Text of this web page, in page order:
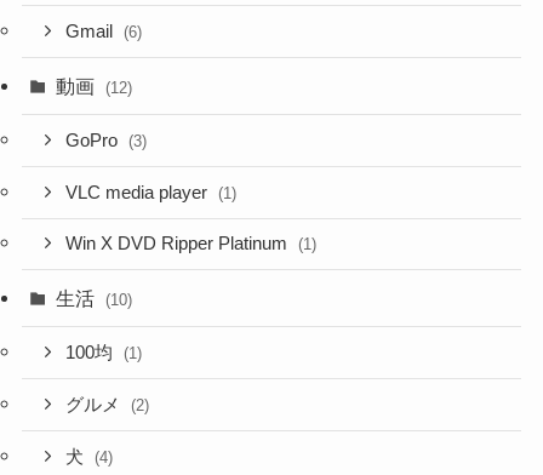
Gmail (6)
動画 (12)
GoPro (3)
VLC media player (1)
Win X DVD Ripper Platinum (1)
生活 (10)
100均 (1)
グルメ (2)
犬 (4)